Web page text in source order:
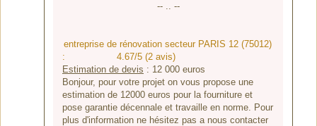
-- .. --
entreprise de rénovation secteur PARIS 12 (75012)
:
4.67/5 (2 avis)
Estimation de devis : 12 000euros
Bonjour, pour votre projet on vous propose une
estimation de 12000 euros pour la fourniture et
pose garantie décennale et travaille en norme. Pour
plus d'information ne hésitez pas a nous contacter